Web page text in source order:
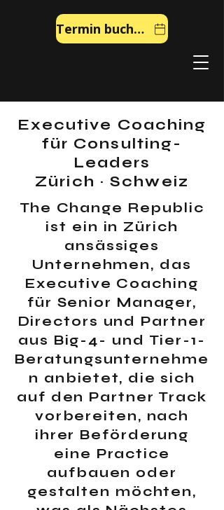
Termin buchen
Executive Coaching
für Consulting-
Leaders
Zürich · Schweiz
The Change Republic
ist ein in Zürich
ansässiges
Unternehmen, das
Executive Coaching
für Senior Manager,
Directors und Partner
aus Big-4- und Tier-1-
Beratungsunternehme
n anbietet, die sich
auf den Partner Track
vorbereiten, nach
ihrer Beförderung
eine Practice
aufbauen oder
gestalten möchten,